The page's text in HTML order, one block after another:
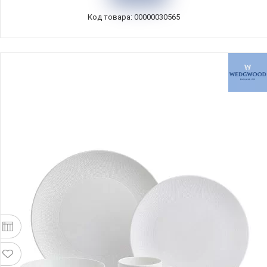
Код товара: 00000030565